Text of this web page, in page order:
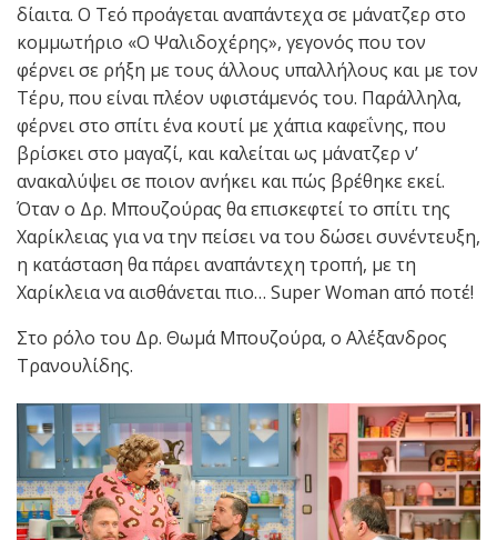
δίαιτα. O Τεό προάγεται αναπάντεχα σε μάνατζερ στο
κομμωτήριο «Ο Ψαλιδοχέρης», γεγονός που τον
φέρνει σε ρήξη με τους άλλους υπαλλήλους και με τον
Τέρυ, που είναι πλέον υφιστάμενός του. Παράλληλα,
φέρνει στο σπίτι ένα κουτί με χάπια καφεΐνης, που
βρίσκει στο μαγαζί, και καλείται ως μάνατζερ ν’
ανακαλύψει σε ποιον ανήκει και πώς βρέθηκε εκεί.
Όταν ο Δρ. Μπουζούρας θα επισκεφτεί το σπίτι της
Χαρίκλειας για να την πείσει να του δώσει συνέντευξη,
η κατάσταση θα πάρει αναπάντεχη τροπή, με τη
Χαρίκλεια να αισθάνεται πιο… Super Woman από ποτέ!
Στο ρόλο του Δρ. Θωμά Μπουζούρα, ο Αλέξανδρος
Τρανουλίδης.